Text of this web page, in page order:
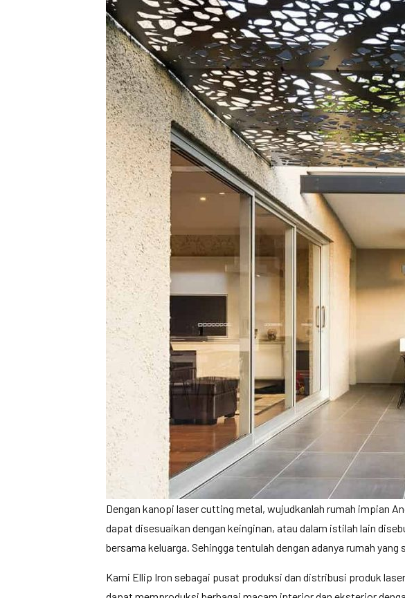
Dengan kanopi laser cutting metal, wujudkanlah rumah impian
dapat disesuaikan dengan keinginan, atau dalam istilah lain
bersama keluarga. Sehingga tentulah dengan adanya rumah yang
Kami Ellip Iron sebagai pusat produksi dan distribusi produk